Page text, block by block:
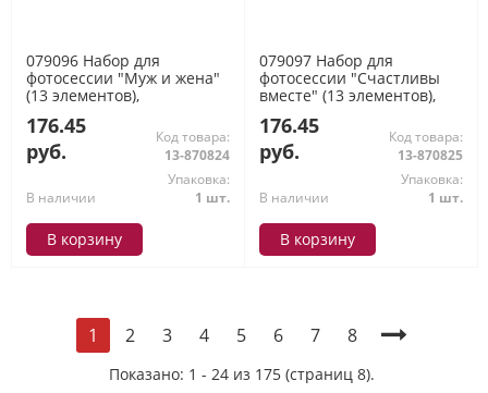
079096 Набор для
фотосессии "Муж и жена"
(13 элементов),
176.45
руб.
Код товара:
13-870824
В наличии
Упаковка:
1 шт.
В корзину
079097 Набор для
фотосессии "Счастливы
вместе" (13 элементов),
176.45
руб.
Код товара:
13-870825
В наличии
Упаковка:
1 шт.
В корзину
1 2 3 4 5 6 7 8
Показано: 1 - 24 из 175 (страниц 8).